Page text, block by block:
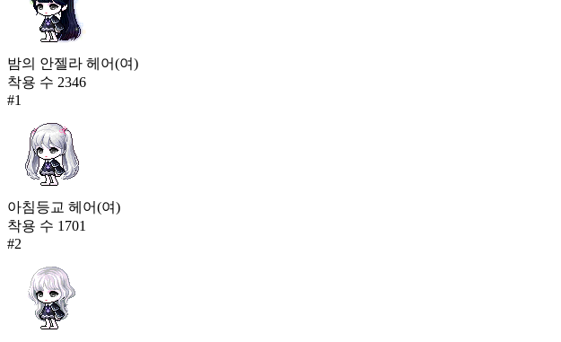
분홍까망 대학 점퍼(여)
64,923
55
카르시온 문어 헌터 슈트
풀잎 페어리(남)
63,418
약속의 끝(남)
62,118
모닝 레이어드(여)
61,005
밤의 안젤라 헤어(여)
착용 수 2346
#1
아침등교 헤어(여)
착용 수 1701
#2